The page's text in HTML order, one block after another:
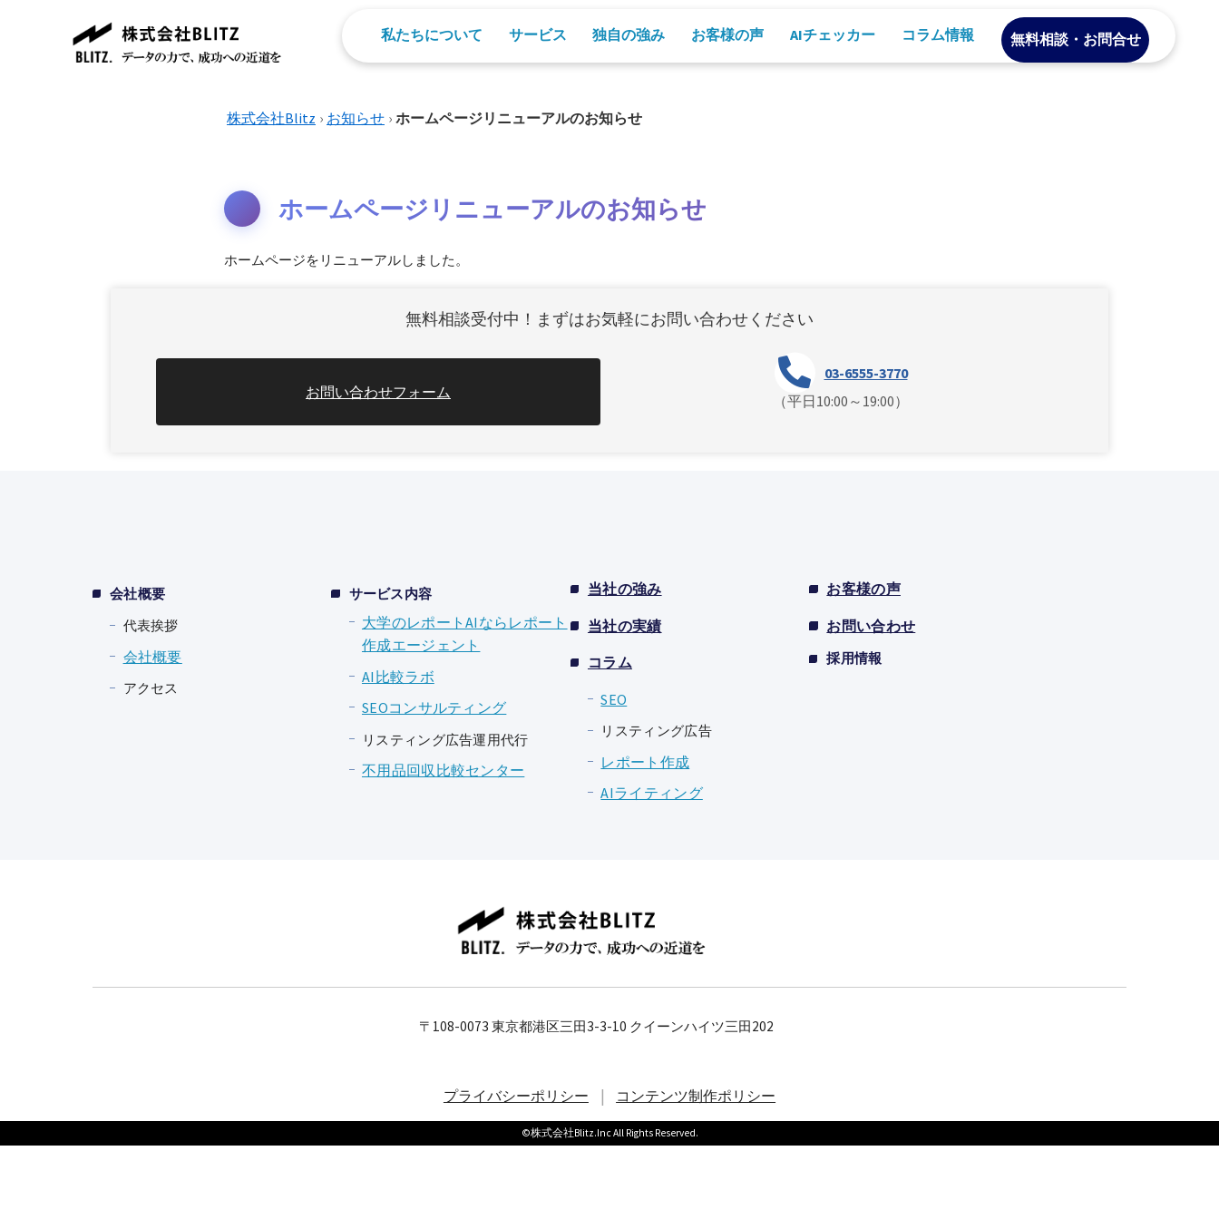
私たちについて サービス 独自の強み お客様の声 AIチェッカー コラム情報 無料相談・お問合せ
株式会社Blitz › お知らせ › ホームページリニューアルのお知らせ
ホームページリニューアルのお知らせ
ホームページをリニューアルしました。
無料相談受付中！まずはお気軽にお問い合わせください
お問い合わせフォーム
03-6555-3770
（平日10:00～19:00）
会社概要
代表挨拶
会社概要
アクセス
サービス内容
大学のレポートAIならレポート
作成エージェント
AI比較ラボ
SEOコンサルティング
リスティング広告運用代行
不用品回収比較センター
当社の強み
当社の実績
コラム
SEO
リスティング広告
レポート作成
AIライティング
お客様の声
お問い合わせ
採用情報
〒108-0073 東京都港区三田3-3-10 クイーンハイツ三田202
プライバシーポリシー | コンテンツ制作ポリシー
©株式会社Blitz.Inc All Rights Reserved.